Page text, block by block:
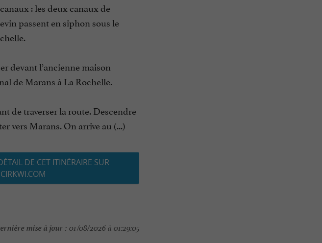
: les deux canaux de
passent en siphon sous le
devant l’ancienne maison
de Marans à La Rochelle.
de traverser la route. Descendre
vers Marans. On arrive au (...)
DE CET ITINÉRAIRE SUR
CIRKWI.COM
mise à jour : 01/08/2026 à 01:29:05